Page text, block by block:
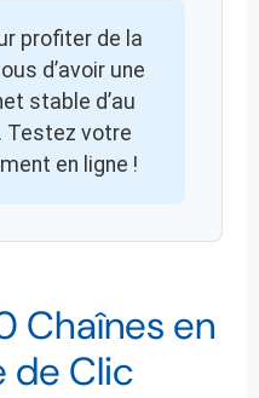
profiter de la
d’avoir une
stable d’au
Testez votre
en ligne !
Chaînes en
de Clic